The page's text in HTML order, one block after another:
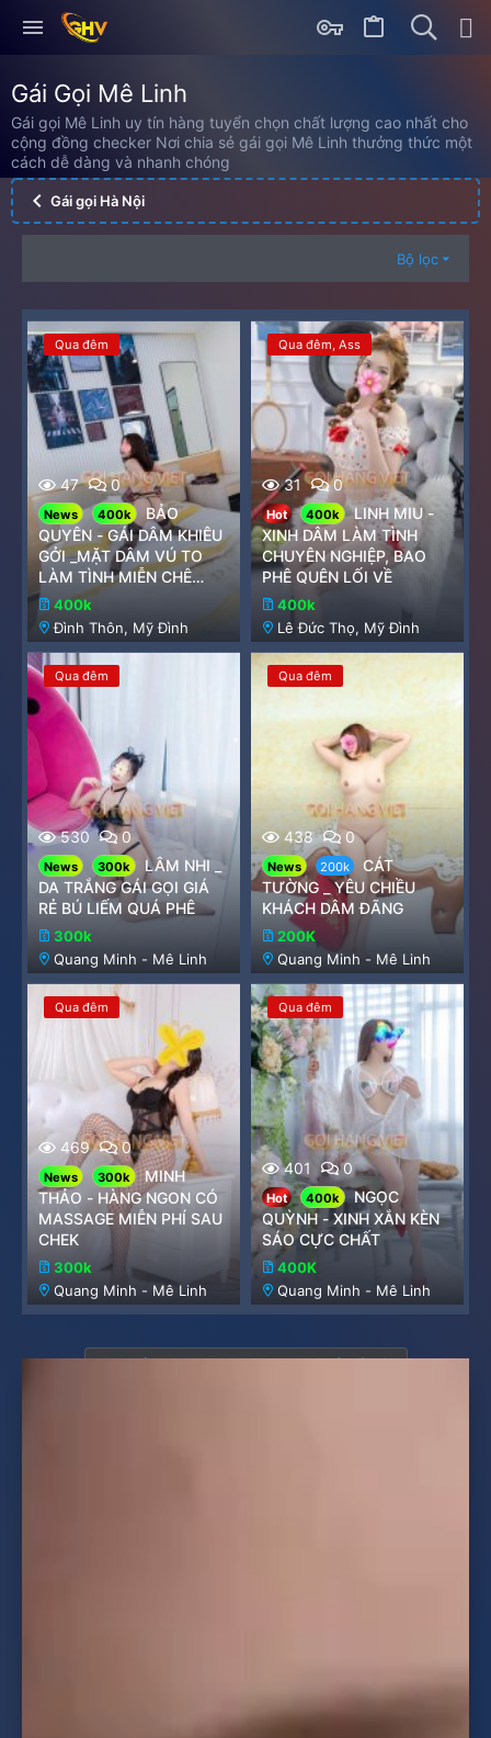
Gái Gọi Mê Linh
Gái gọi Mê Linh uy tín hàng tuyển chọn chất lượng cao nhất cho
cộng đồng checker Nơi chia sẻ gái gọi Mê Linh thưởng thức một
cách dễ dàng và nhanh chóng
Gái gọi Hà Nội
Bộ lọc
Qua đêm
47 0
News 400k
BẢO
QUYÊN - GÁI DÂM KHIÊU
GỞI _MẶT DÂM VÚ TO
LÀM TÌNH MIỄN CHÊ
LUÔN NHA
400k
Đình Thôn, Mỹ Đình
Qua đêm Ass
31 0
Hot 400k
LINH MIU -
XINH DÂM LÀM TÌNH
CHUYÊN NGHIỆP, BAO
PHÊ QUÊN LỐI VỀ
400k
Lê Đức Thọ, Mỹ Đình
Qua đêm
530 0
News 300k
LÂM NHI _
DA TRẮNG GÁI GỌI GIÁ
RẺ BÚ LIẾM QUÁ PHÊ
300k
Quang Minh - Mê Linh
Qua đêm
438 0
News 200k
CÁT
TƯỜNG _ YÊU CHIỀU
KHÁCH DÂM ĐÃNG
200K
Quang Minh - Mê Linh
Qua đêm
469 0
News 300k
MINH
THẢO - HÀNG NGON CÓ
MASSAGE MIỄN PHÍ SAU
CHEK
300k
Quang Minh - Mê Linh
Qua đêm
401 0
Hot 400k
NGỌC
QUỲNH - XINH XẮN KÈN
SÁO CỰC CHẤT
400K
Quang Minh - Mê Linh
Bạn phải đăng nhập hoặc đăng ký để viết bài.